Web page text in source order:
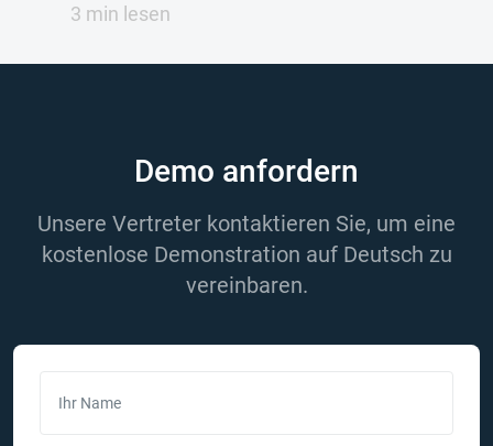
3 min lesen
Demo anfordern
Unsere Vertreter kontaktieren Sie, um eine
kostenlose Demonstration auf Deutsch zu
vereinbaren.
Ihr Name